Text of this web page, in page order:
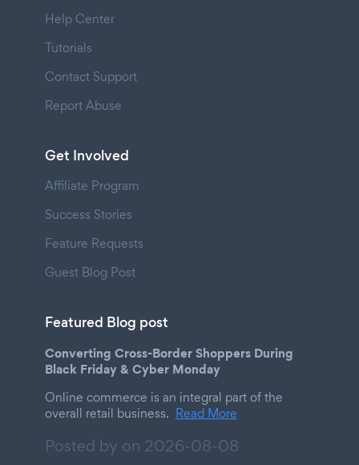
Help Center
Tutorials
Contact Support
Report Abuse
Get Involved
Affiliate Program
Success Stories
Feature Requests
Guest Blog Post
Featured Blog post
Converting Cross-Border Shoppers During
Black Friday & Cyber Monday
Online commerce is an integral part of the
overall retail business. Read More
Posted by on 2026-08-08